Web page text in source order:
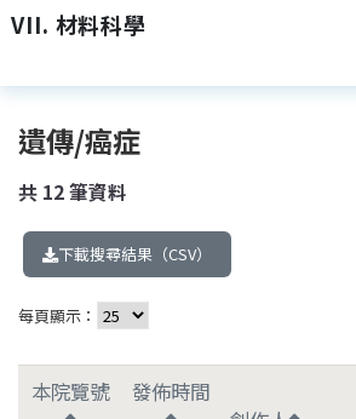
VII. 材料科學
遺傳/癌症
共 12筆資料
下載搜尋結果（CSV）
每頁顯示：
本院覽號
發佈時間